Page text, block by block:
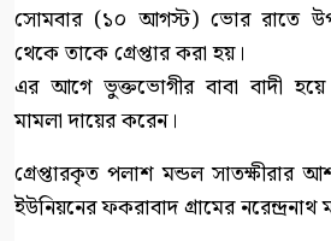
সোমবার (১০ আগস্ট) ভোর রাতে
থেকে তাকে গ্রেপ্তার করা হয়।
এর আগে ভুক্তভোগীর বাবা বাদী
মামলা দায়ের করেন।
গ্রেপ্তারকৃত পলাশ মন্ডল সাতক্ষীরার
ইউনিয়নের ফকরাবাদ গ্রামের নরেন্দ্রনাথ